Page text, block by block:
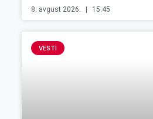
8. avgust 2026. 15:45
VESTI